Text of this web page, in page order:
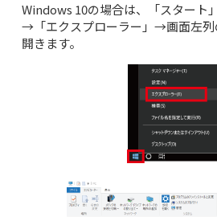
Windows 10の場合は、「スタート
→「エクスプローラー」→画面左列
開きます。